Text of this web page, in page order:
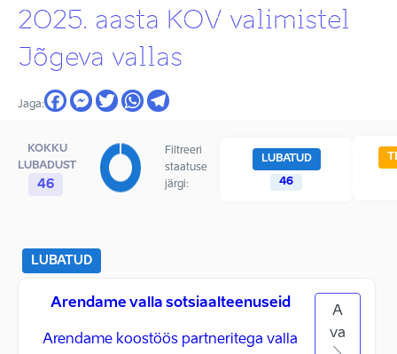
2025. aasta KOV valimistel
Jõgeva vallas
Jaga:
KOKKU
LUBADUST
46
Filtreeri
staatuse
järgi:
LUBATUD
46
LUBATUD
Arendame valla sotsiaalteenuseid
Arendame koostöös partneritega valla
A
va